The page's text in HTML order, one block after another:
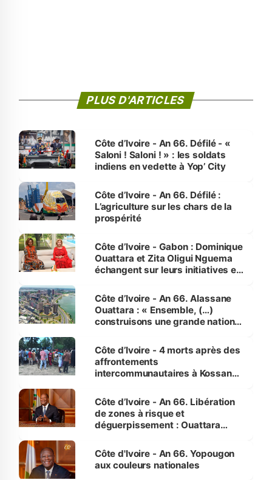
PLUS D'ARTICLES
Côte d’Ivoire - An 66. Défilé - «
Saloni ! Saloni ! » : les soldats
indiens en vedette à Yop’ City
Côte d’Ivoire - An 66. Défilé :
L’agriculture sur les chars de la
prospérité
Côte d’Ivoire - Gabon : Dominique
Ouattara et Zita Oligui Nguema
échangent sur leurs initiatives en
enfants
Côte d’Ivoire - An 66. Alassane
Ouattara : « Ensemble, (…)
construisons une grande nation
générations futures »
Côte d’Ivoire - 4 morts après des
affrontements
intercommunautaires à Kossandji
milieu des sinistrés
Côte d’Ivoire - An 66. Libération
de zones à risque et
déguerpissement : Ouattara
l'Etat de droit pour préserver les
vies humaines »
Côte d'Ivoire - An 66. Yopougon
aux couleurs nationales